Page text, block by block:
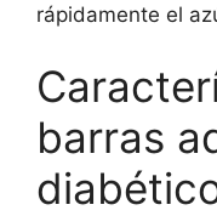
rápidamente el
barras